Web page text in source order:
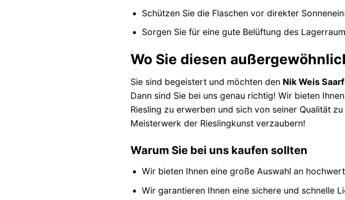
Schützen Sie die Flaschen vor direkter
Sorgen Sie für eine gute Belüftung des
Wo Sie diesen
Sie sind begeistert und möchten den Nik Weis
Dann sind Sie bei uns genau richtig! Wir bieten
Riesling zu erwerben und sich von seiner Qualität
Meisterwerk der Rieslingkunst verzaubern!
Warum Sie bei uns kaufen sollten
Wir bieten Ihnen eine große Auswahl an
Wir garantieren Ihnen eine sichere und schnelle